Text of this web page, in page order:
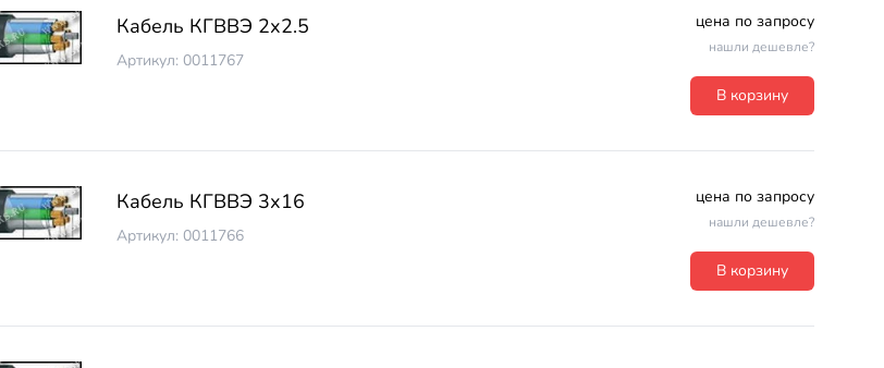
Кабель КГВВЭ 2х2.5
Артикул: 0011767
цена по запросу
нашли дешевле?
В корзину
Кабель КГВВЭ 3х16
Артикул: 0011766
цена по запросу
нашли дешевле?
В корзину